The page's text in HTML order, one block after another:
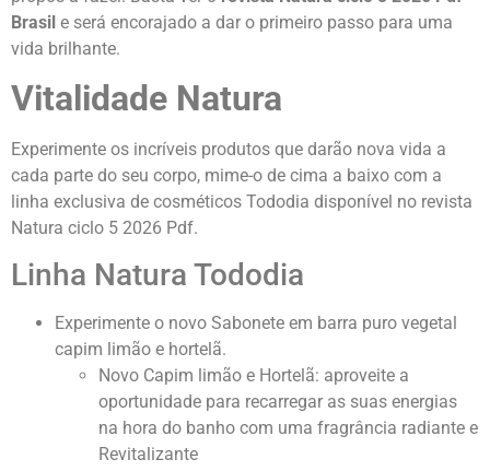
Brasil e será encorajado a dar o primeiro passo para uma
vida brilhante.
Vitalidade Natura
Experimente os incríveis produtos que darão nova vida a
cada parte do seu corpo, mime-o de cima a baixo com a
linha exclusiva de cosméticos Tododia disponível no revista
Natura ciclo 5 2026 Pdf.
Linha Natura Tododia
Experimente o novo Sabonete em barra puro vegetal
capim limão e hortelã.
Novo Capim limão e Hortelã: aproveite a
oportunidade para recarregar as suas energias
na hora do banho com uma fragrância radiante e
Revitalizante